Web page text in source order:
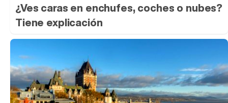
¿Ves caras en enchufes, coches o nubes?
Tiene explicación